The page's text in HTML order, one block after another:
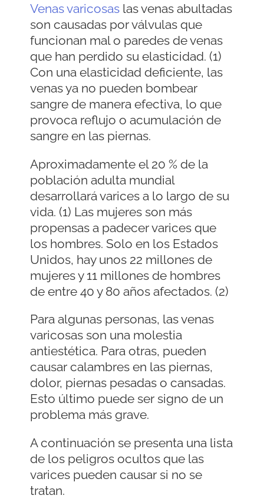
Venas varicosas las venas abultadas
son causadas por válvulas que
funcionan mal o paredes de venas
que han perdido su elasticidad. (1)
Con una elasticidad deficiente, las
venas ya no pueden bombear
sangre de manera efectiva, lo que
provoca reflujo o acumulación de
sangre en las piernas.
Aproximadamente el 20 % de la
población adulta mundial
desarrollará varices a lo largo de su
vida. (1) Las mujeres son más
propensas a padecer varices que
los hombres. Solo en los Estados
Unidos, hay unos 22 millones de
mujeres y 11 millones de hombres
de entre 40 y 80 años afectados. (2)
Para algunas personas, las venas
varicosas son una molestia
antiestética. Para otras, pueden
causar calambres en las piernas,
dolor, piernas pesadas o cansadas.
Esto último puede ser signo de un
problema más grave.
A continuación se presenta una lista
de los peligros ocultos que las
varices pueden causar si no se
tratan.